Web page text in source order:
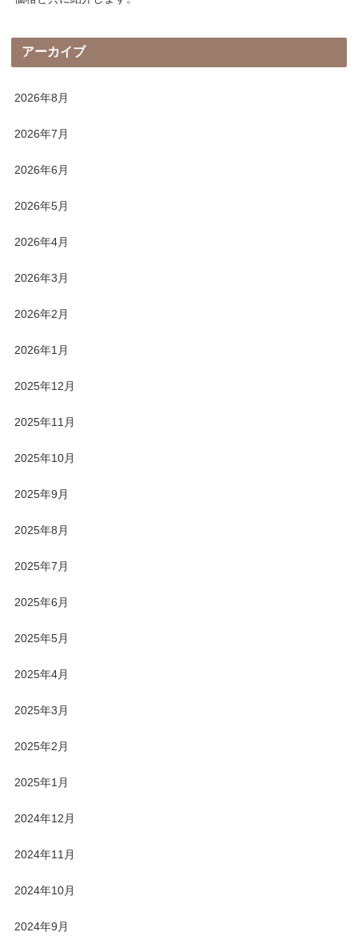
アーカイブ
2026年8月
2026年7月
2026年6月
2026年5月
2026年4月
2026年3月
2026年2月
2026年1月
2025年12月
2025年11月
2025年10月
2025年9月
2025年8月
2025年7月
2025年6月
2025年5月
2025年4月
2025年3月
2025年2月
2025年1月
2024年12月
2024年11月
2024年10月
2024年9月